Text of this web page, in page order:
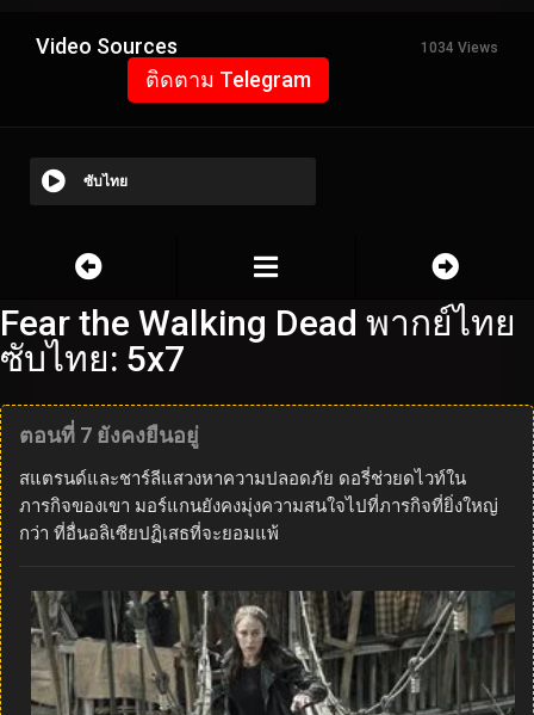
Video Sources 1034 Views
ติดตาม Telegram
ซับไทย
Fear the Walking Dead พากย์ไทย
ซับไทย: 5x7
ตอนที่ 7 ยังคงยืนอยู่
สแตรนด์และชาร์ลีแสวงหาความปลอดภัย ดอรี่ช่วยดไวท์ใน
ภารกิจของเขา มอร์แกนยังคงมุ่งความสนใจไปที่ภารกิจที่ยิ่งใหญ่
กว่า ที่อื่นอลิเซียปฏิเสธที่จะยอมแพ้